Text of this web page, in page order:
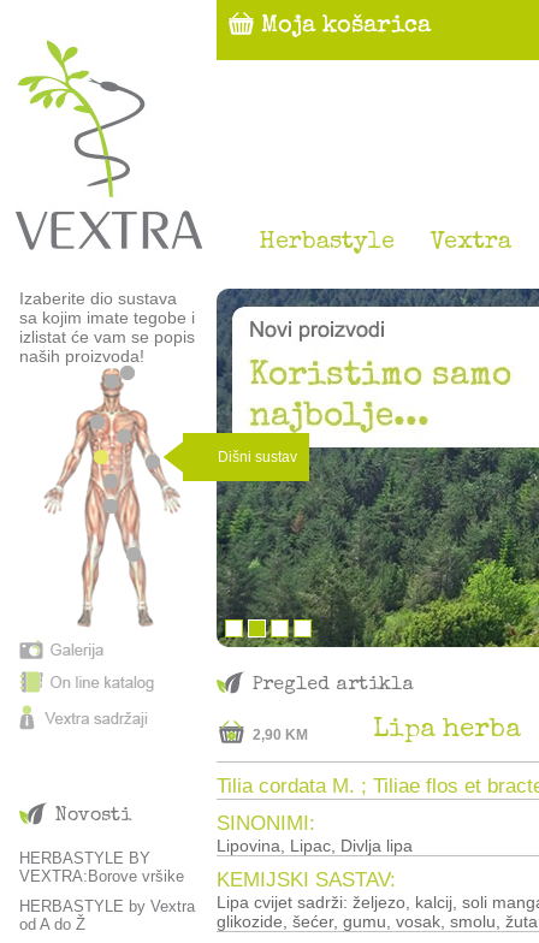
Herbastyle Vextra
Izaberite dio sustava
sa kojim imate tegobe i
izlistat će vam se popis
naših proizvoda!
Dišni sustav
Novosti
HERBASTYLE BY
VEXTRA:Borove vršike
HERBASTYLE by Vextra
od A do Ž
Pregled artikla
2,90 KM Lipa herba
Tilia cordata M. ; Tiliae flos et
SINONIMI:
Lipovina, Lipac, Divlja lipa
KEMIJSKI SASTAV:
Lipa cvijet sadrži: željezo, kalcij, soli
glikozide, šećer, gumu, vosak, smolu,